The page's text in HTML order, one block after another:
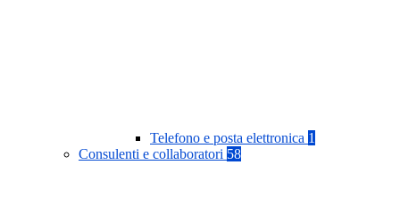
Telefono e posta elettronica 1
Consulenti e collaboratori 58